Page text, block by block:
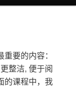
要的内容：
整洁, 便于阅
的课程中，我